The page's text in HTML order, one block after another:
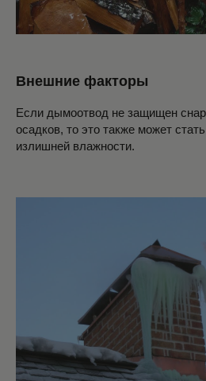
Внешние факторы
Если дымоотвод не защищен
осадков, то это также может
излишней влажности.
ПЕЧИ В КОМБИ
КАМЕННЫЕ ПОРТАЛЫ
ОТОПИТЕЛЬНЫЕ ПЕЧИ